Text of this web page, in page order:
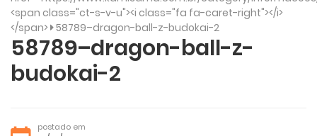
<span class="ct-s-v-u"><i class="fa fa-caret-right"></i>
</span> 58789–dragon-ball-z-budokai-2
58789–dragon-ball-z-
budokai-2
postado em